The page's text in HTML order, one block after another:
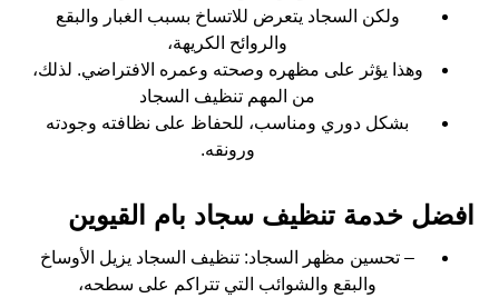
ولكن السجاد يتعرض للاتساخ بسبب الغبار والبقع
والروائح الكريهة،
وهذا يؤثر على مظهره وصحته وعمره الافتراضي. لذلك،
من المهم تنظيف السجاد
بشكل دوري ومناسب، للحفاظ على نظافته وجودته
ورونقه.
افضل خدمة تنظيف سجاد بام القيوين
– تحسين مظهر السجاد: تنظيف السجاد يزيل الأوساخ
والبقع والشوائب التي تتراكم على سطحه،